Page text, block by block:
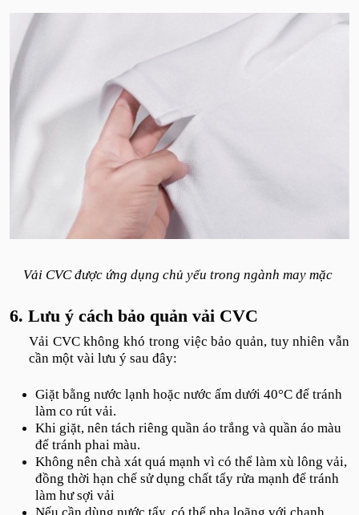
Vải CVC được ứng dụng chủ yếu trong ngành may mặc
6. Lưu ý cách bảo quản vải CVC
Vải CVC không khó trong việc bảo quản, tuy nhiên vẫn
cần một vài lưu ý sau đây:
Giặt bằng nước lạnh hoặc nước ấm dưới 40°C để tránh
làm co rút vải.
Khi giặt, nên tách riêng quần áo trắng và quần áo màu
để tránh phai màu.
Không nên chà xát quá mạnh vì có thể làm xù lông vải,
đồng thời hạn chế sử dụng chất tẩy rửa mạnh để tránh
làm hư sợi vải